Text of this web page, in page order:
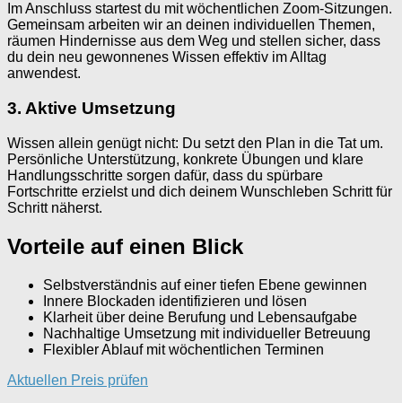
Im Anschluss startest du mit wöchentlichen Zoom-Sitzungen.
Gemeinsam arbeiten wir an deinen individuellen Themen,
räumen Hindernisse aus dem Weg und stellen sicher, dass
du dein neu gewonnenes Wissen effektiv im Alltag
anwendest.
3. Aktive Umsetzung
Wissen allein genügt nicht: Du setzt den Plan in die Tat um.
Persönliche Unterstützung, konkrete Übungen und klare
Handlungsschritte sorgen dafür, dass du spürbare
Fortschritte erzielst und dich deinem Wunschleben Schritt für
Schritt näherst.
Vorteile auf einen Blick
Selbstverständnis auf einer tiefen Ebene gewinnen
Innere Blockaden identifizieren und lösen
Klarheit über deine Berufung und Lebensaufgabe
Nachhaltige Umsetzung mit individueller Betreuung
Flexibler Ablauf mit wöchentlichen Terminen
Aktuellen Preis prüfen